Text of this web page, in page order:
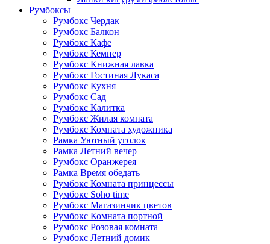
Румбоксы
Румбокс Чердак
Румбокс Балкон
Румбокс Кафе
Румбокс Кемпер
Румбокс Книжная лавка
Румбокс Гостиная Лукаса
Румбокс Кухня
Румбокс Сад
Румбокс Калитка
Румбокс Жилая комната
Румбокс Комната художника
Рамка Уютный уголок
Рамка Летний вечер
Румбокс Оранжерея
Рамка Время обедать
Румбокс Комната принцессы
Румбокс Soho time
Румбокс Магазинчик цветов
Румбокс Комната портной
Румбокс Розовая комната
Румбокс Летний домик